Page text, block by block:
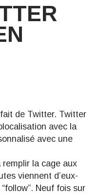
de Twitter. Twitter
avec la
avec une
la cage aux
viennent d’eux-
Neuf fois sur